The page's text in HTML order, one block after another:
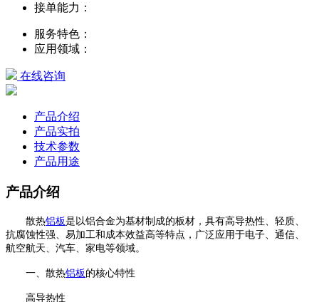
接单能力：
服务特色：
应用领域：
在线咨询
产品介绍
产品实拍
技术参数
产品用途
产品介绍
散热铝板是以铝合金为基材制成的板材，具有高导热性、轻质、
抗腐蚀性强、易加工和成本效益高等特点，广泛应用于电子、通信、
航空航天、汽车、家电等领域。
一、散热铝板 的核心特性
高导热性